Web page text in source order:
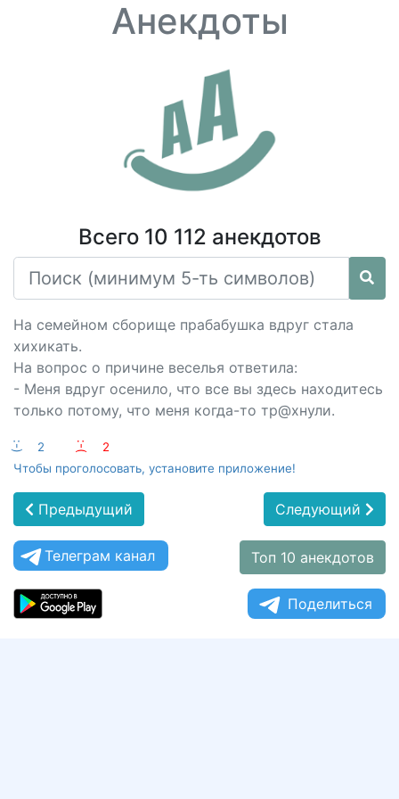
Анекдоты
Всего 10 112 анекдотов
На семейном сборище прабабушка вдруг стала
хихикать.
На вопрос о причине веселья ответила:
- Меня вдруг осенило, что все вы здесь находитесь
только потому, что меня когда-то тр@хнули.
:-) 2 :-(
2
Чтобы проголосовать, установите приложение!
Предыдущий Следующий
Телеграм канал Топ 10 анекдотов
Поделиться